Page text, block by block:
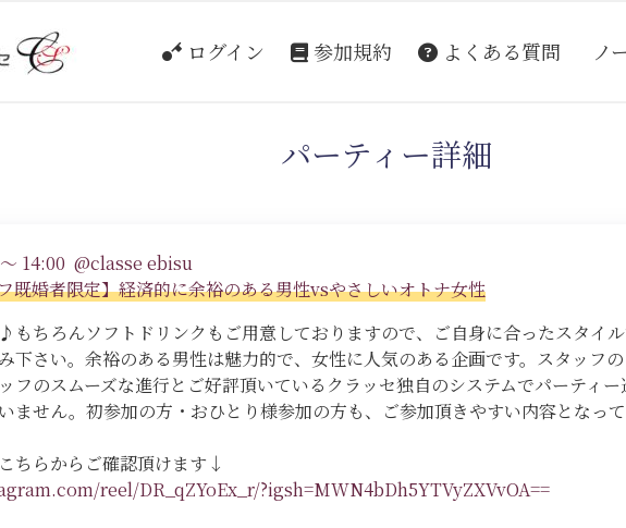
ログイン 参加規約 よくある質問 ノ
パーティー詳細
14:00 @classe ebisu
既婚者限定】経済的に余裕のある男性vsやさしいオトナ女性
もちろんソフトドリンクもご用意しておりますので、ご自身に合ったスタイ
下さい。余裕のある男性は魅力的で、女性に人気のある企画です。スタッフ
フのスムーズな進行とご好評頂いているクラッセ独自のシステムでパーティ
ません。初参加の方・おひとり様参加の方も、ご参加頂きやすい内容となっ
ちらからご確認頂けます↓
reel/DR_qZYoEx_r/?igsh=MWN4bDh5YTVyZXVvOA==